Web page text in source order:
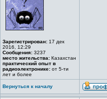
Зарегистрирован: 17 дек
2016, 12:29
Сообщения: 3237
место жительства: Казахстан
практический опыт в
радиоэлектронике: от 5-ти
лет и более
Вернуться к началу